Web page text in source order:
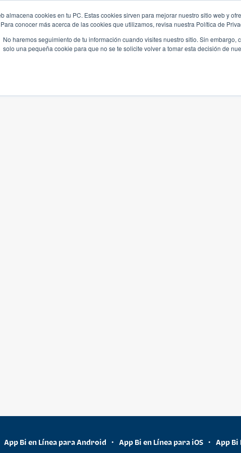
almacena cookies en tu PC. Estas cookies sirven para mejorar nuestro sitio web y
conocer más acerca de las cookies que utilizamos, revisa nuestra Política de
No haremos seguimiento de tu información cuando visites nuestro sitio. Sin
solo una pequeña cookie para que no se te solicite volver a tomar esta decisión de
App Bi en Línea para Android • App Bi en Línea para iOS • App Bi